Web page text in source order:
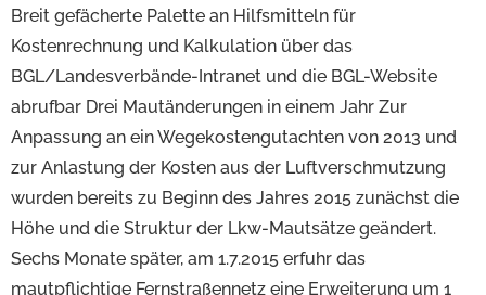
Breit gefächerte Palette an Hilfsmitteln für
Kostenrechnung und Kalkulation über das
BGL/Landesverbände-Intranet und die BGL-Website
abrufbar Drei Mautänderungen in einem Jahr Zur
Anpassung an ein Wegekostengutachten von 2013 und
zur Anlastung der Kosten aus der Luftverschmutzung
wurden bereits zu Beginn des Jahres 2015 zunächst die
Höhe und die Struktur der Lkw-Mautsätze geändert.
Sechs Monate später, am 1.7.2015 erfuhr das
mautpflichtige Fernstraßennetz eine Erweiterung um 1